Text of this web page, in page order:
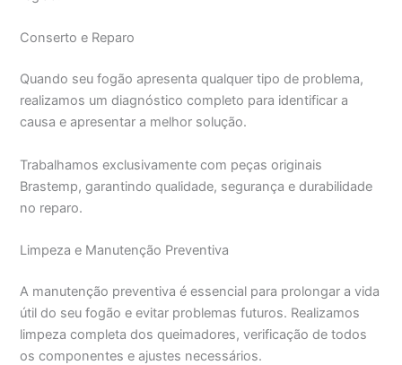
Conserto e Reparo
Quando seu fogão apresenta qualquer tipo de problema,
realizamos um diagnóstico completo para identificar a
causa e apresentar a melhor solução.
Trabalhamos exclusivamente com peças originais
Brastemp, garantindo qualidade, segurança e durabilidade
no reparo.
Limpeza e Manutenção Preventiva
A manutenção preventiva é essencial para prolongar a vida
útil do seu fogão e evitar problemas futuros. Realizamos
limpeza completa dos queimadores, verificação de todos
os componentes e ajustes necessários.